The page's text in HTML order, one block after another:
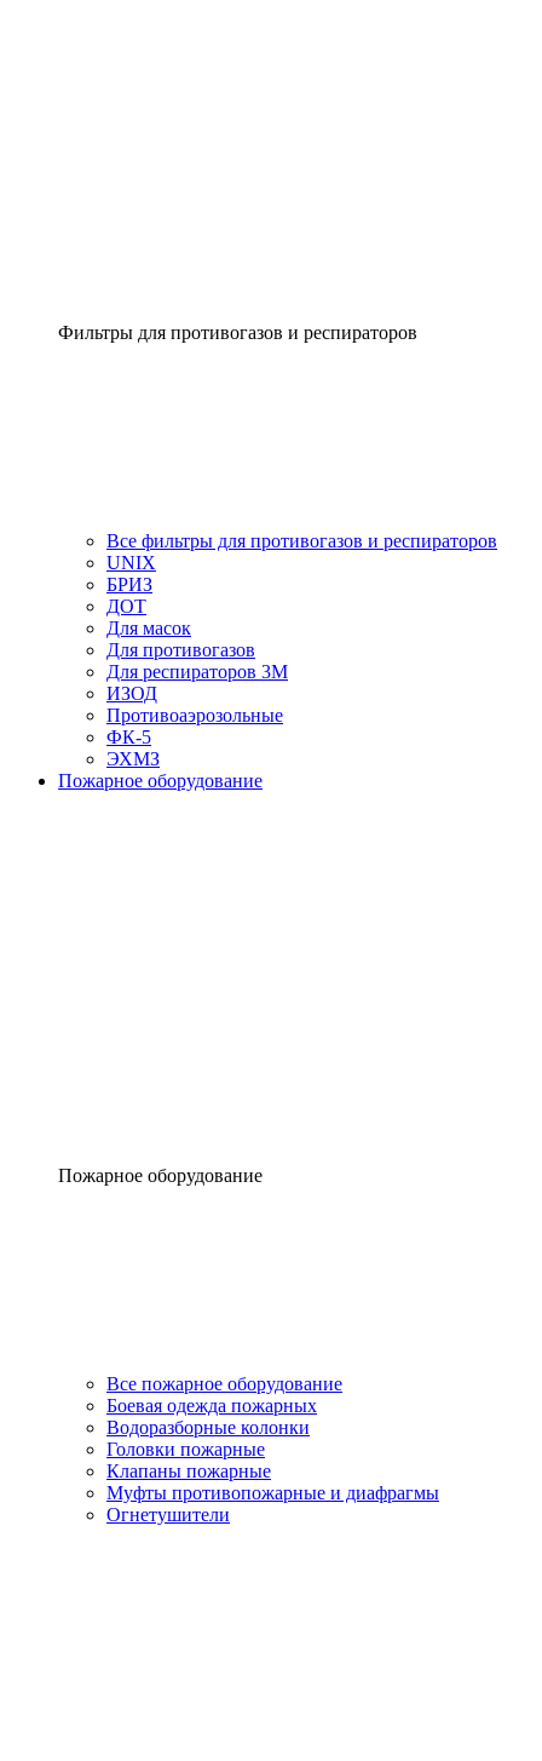
Фильтры для противогазов и респираторов
Все фильтры для противогазов и респираторов
UNIX
БРИЗ
ДОТ
Для масок
Для противогазов
Для респираторов 3М
ИЗОД
Противоаэрозольные
ФК-5
ЭХМЗ
Пожарное оборудование
Пожарное оборудование
Все пожарное оборудование
Боевая одежда пожарных
Водоразборные колонки
Головки пожарные
Клапаны пожарные
Муфты противопожарные и диафрагмы
Огнетушители